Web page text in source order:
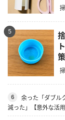
5
6
余った「ダブル
減った」【意外な活用